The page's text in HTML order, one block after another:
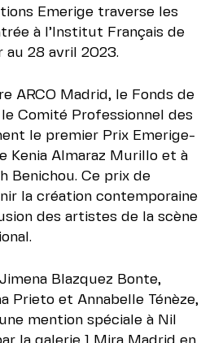
Emerige traverse les
à l’Institut Français de
au 28 avril 2023.
ARCO Madrid, le Fonds de
Comité Professionnel des
le premier Prix Emerige-
Kenia Almaraz Murillo et à
Benichou. Ce prix de
la création contemporaine
des artistes de la scène
Blazquez Bonte,
Prieto et Annabelle Ténèze,
mention spéciale à Nil